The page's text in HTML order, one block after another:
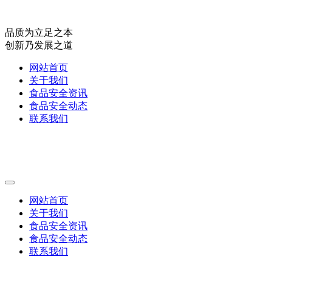
品质为立足之本
创新乃发展之道
网站首页
关于我们
食品安全资讯
食品安全动态
联系我们
网站首页
关于我们
食品安全资讯
食品安全动态
联系我们